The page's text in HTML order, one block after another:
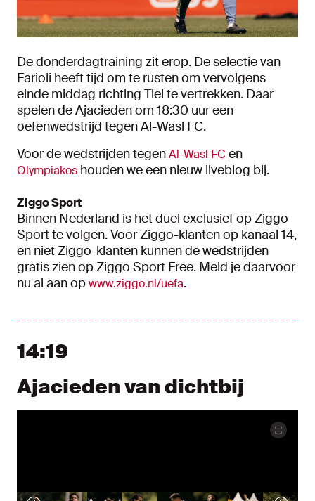
De donderdagtraining zit erop. De selectie van
Farioli heeft tijd om te rusten om vervolgens
einde middag richting Tiel te vertrekken. Daar
spelen de Ajacieden om 18:30 uur een
oefenwedstrijd tegen Al-Wasl FC.
Voor de wedstrijden tegenAl-Wasl FC en
Olympiakos houden we een nieuw liveblog bij.
Ziggo Sport
Binnen Nederland is het duel exclusief op Ziggo
Sport te volgen. Voor Ziggo-klanten op kanaal 14,
en niet Ziggo-klanten kunnen de wedstrijden
gratis zien op Ziggo Sport Free. Meld je daarvoor
nu al aan opwww.ziggo.nl/uefa.
14:19
Ajacieden van dichtbij